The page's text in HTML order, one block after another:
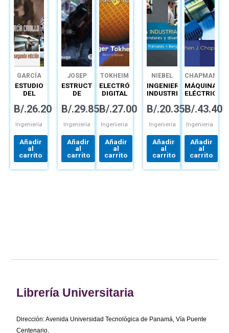
GARCÍA
ESTUDIO
DEL
INGENIERÍA
MÉTODOS
MEDICIÓN
DEL
TRABAJO
B/.26.20
Ingeniería
Añadir
al
carrito
JOSEP
GÓMEZPEPA
GÓMEZ
ESTRUCTURAS
DE
ARMADO
Y
DE
SECCIONES
MÉTODOS
SEGÚN
EHE-08
B/.29.85
Ingeniería
Añadir
al
carrito
TOKHEIM
ELECTRÓNICA
DIGITAL
Y
B/.27.00
Ingeniería
Añadir
al
carrito
NIEBEL
INGENIERÍA
INDUSTRIAL
NIEBEL
ESTANDARES
DISEÑO
DEL
TRABAJO
B/.20.35
Ingeniería
Añadir
al
carrito
CHAPMAN
MÁQUINAS
ELÉCTRICAS
B/.43.40
Ingeniería
Añadir
al
carrito
Librería Universitaria
Dirección: Avenida Universidad Tecnológica de Panamá, Vía Puente
Centenario,